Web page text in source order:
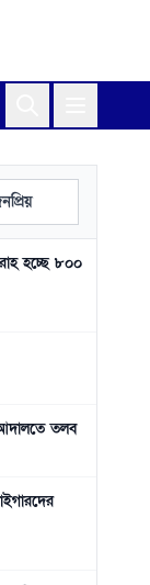
হচ্ছে ৮০০
তলব